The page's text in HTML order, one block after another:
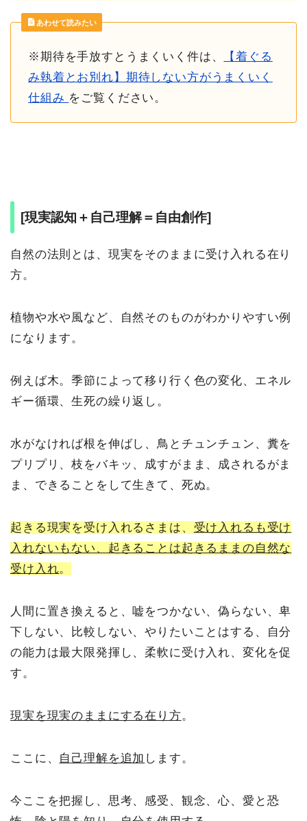
あわせて読みたい
※期待を手放すとうまくいく件は、
【着ぐる
み執着とお別れ】期待しない方がうまくいく
仕組み をご覧ください。
[現実認知＋自己理解＝自由創作]
自然の法則とは、現実をそのままに受け入れる在り
方。
植物や水や風など、自然そのものがわかりやすい例
になります。
例えば木。季節によって移り行く色の変化、エネル
ギー循環、生死の繰り返し。
水がなければ根を伸ばし、鳥とチュンチュン、糞を
プリプリ、枝をバキッ、成すがまま、成されるがま
ま、できることをして生きて、死ぬ。
起きる現実を受け入れるさまは、 受け入れるも受け
入れないもない、起きることは起きるままの自然な
受け入れ。
人間に置き換えると、嘘をつかない、偽らない、卑
下しない、比較しない、やりたいことはする、自分
の能力は最大限発揮し、柔軟に受け入れ、変化を促
す。
現実を現実のままにする在り方。
ここに、 自己理解を追加 します。
今ここを把握し、思考、感受、観念、心、愛と恐